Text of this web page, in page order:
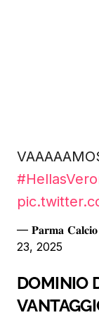
— 𝐏𝐚𝐫𝐦𝐚
23, 2025
DOMINIO